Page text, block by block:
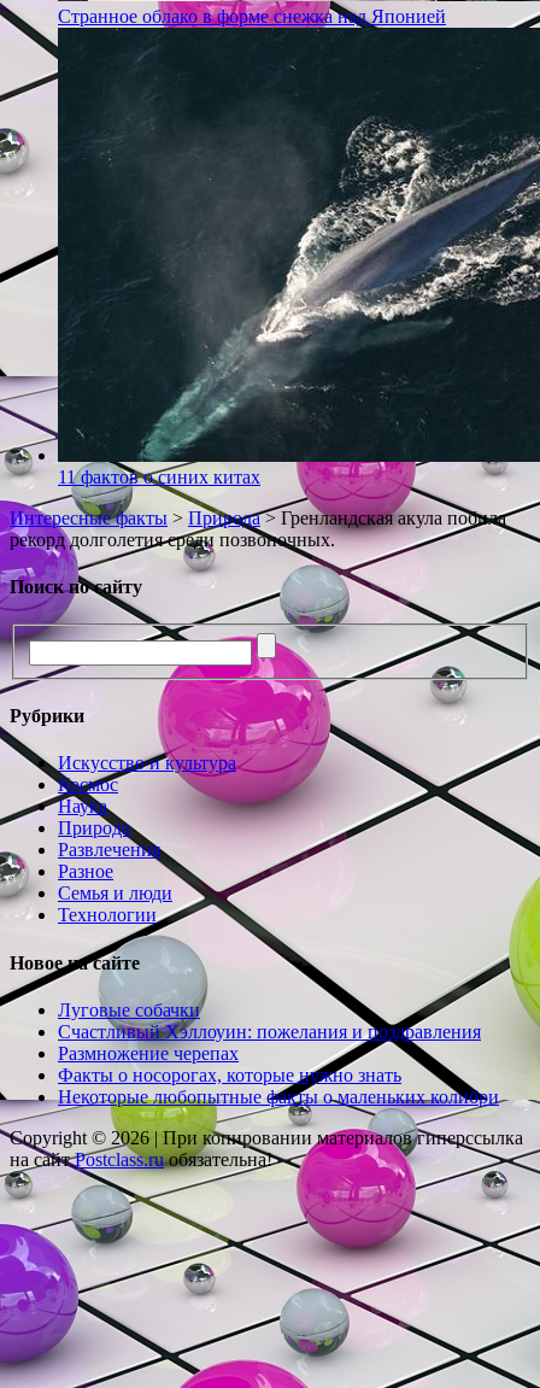
Странное облако в форме снежка над Японией
11 фактов о синих китах
Интересные факты > Природа> Гренландская акула побила
рекорд долголетия среди позвоночных.
Поиск по сайту
Рубрики
Искусство и культура
Космос
Наука
Природа
Развлечения
Разное
Семья и люди
Технологии
Новое на сайте
Луговые собачки
Счастливый Хэллоуин: пожелания и поздравления
Размножение черепах
Факты о носорогах, которые нужно знать
Некоторые любопытные факты о маленьких колибри
Copyright © 2026 |При копировании материалов гиперссылка
на сайтPostclass.ruобязательна!